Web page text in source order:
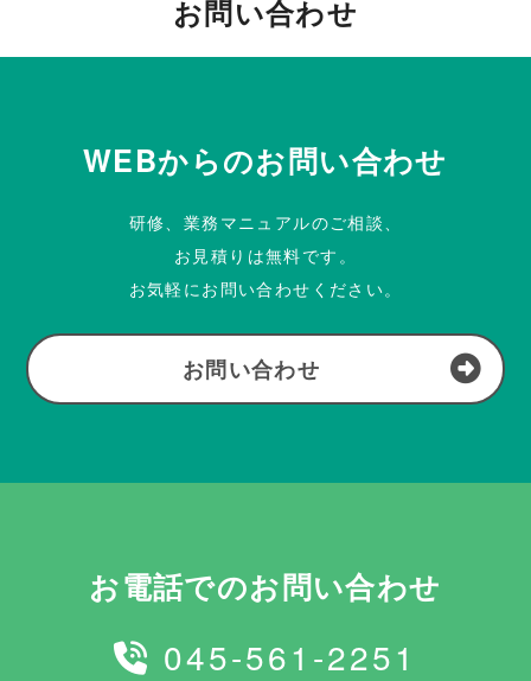
お問い合わせ
WEBからのお問い合わせ
研修、業務マニュアルのご相談、
お見積りは無料です。
お気軽にお問い合わせください。
お問い合わせ
お電話でのお問い合わせ
045-561-2251